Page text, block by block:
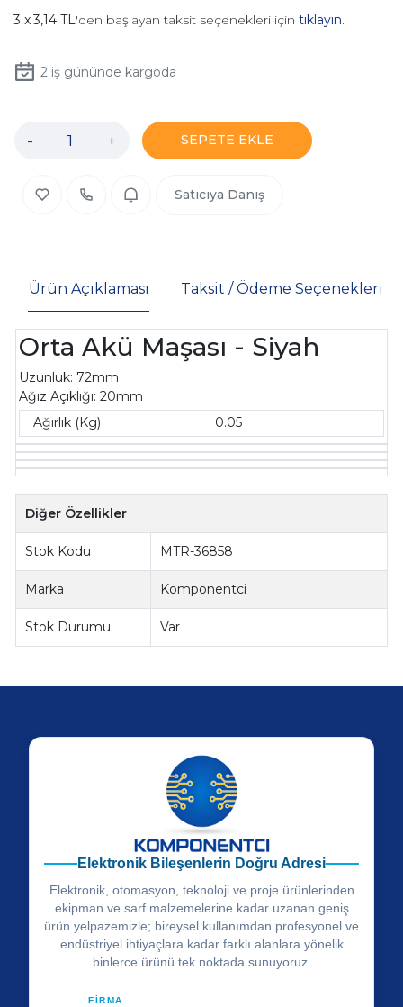
3,14 TL'den başlayan taksit seçenekleri için tıklayın.
2iş gününde kargoda
- + SEPETE EKLE
Satıcıya Danış
Ürün Açıklaması Taksit / Ödeme Seçenekleri
Orta Akü Maşası - Siyah
Uzunluk: 72mm
Ağız Açıklığı: 20mm
Ağırlık (Kg)
0.05
Diğer Özellikler
Stok Kodu MTR-36858
Marka Komponentci
Stok Durumu Var
Elektronik Bileşenlerin Doğru Adresi
Elektronik, otomasyon, teknoloji ve proje ürünlerinden
ekipman ve sarf malzemelerine kadar uzanan geniş
ürün yelpazemizle; bireysel kullanımdan profesyonel ve
endüstriyel ihtiyaçlara kadar farklı alanlara yönelik
binlerce ürünü tek noktada sunuyoruz.
FİRMA